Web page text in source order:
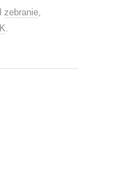
zebranie